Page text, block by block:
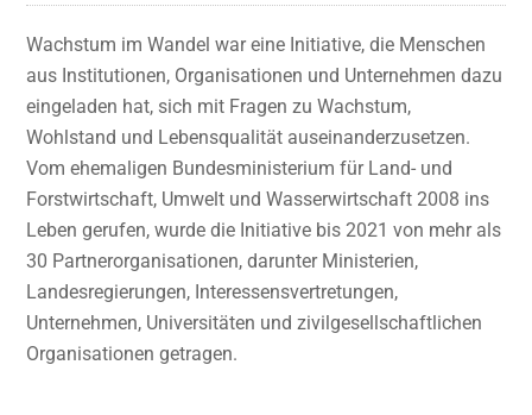
Wachstum im Wandel war eine Initiative, die Menschen
aus Institutionen, Organisationen und Unternehmen dazu
eingeladen hat, sich mit Fragen zu Wachstum,
Wohlstand und Lebensqualität auseinanderzusetzen.
Vom ehemaligen Bundesministerium für Land- und
Forstwirtschaft, Umwelt und Wasserwirtschaft 2008 ins
Leben gerufen, wurde die Initiative bis 2021 von mehr als
30 Partnerorganisationen, darunter Ministerien,
Landesregierungen, Interessensvertretungen,
Unternehmen, Universitäten und zivilgesellschaftlichen
Organisationen getragen.